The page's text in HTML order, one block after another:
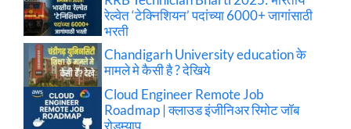
रेल्वेत ‘टेक्निशियन’ पदांच्या 6000+ जागांसाठी
भरती
Chandigarh University education के
मामले मे कैसी है ? देखिये
Cloud Engineer Remote Job
Roadmap | क्लाउड इंजीनिअर रिमोट जॉब
रोडम्याप